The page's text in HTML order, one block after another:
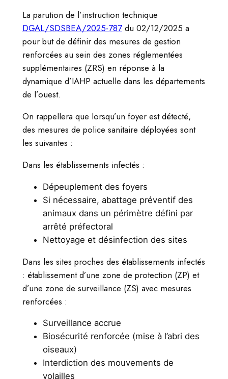
La parution de l’instruction technique
DGAL/SDSBEA/2025-787du 02/12/2025 a
pour but de définir des mesures de gestion
renforcées au sein des zones réglementées
supplémentaires (ZRS) en réponse à la
dynamique d’IAHP actuelle dans les départements
de l’ouest.
On rappellera que lorsqu’un foyer est détecté,
des mesures de police sanitaire déployées sont
les suivantes :
Dans les établissements infectés :
Dépeuplement des foyers
Si nécessaire, abattage préventif des
animaux dans un périmètre défini par
arrêté préfectoral
Nettoyage et désinfection des sites
Dans les sites proches des établissements infectés
: établissement d’une zone de protection (ZP) et
d’une zone de surveillance (ZS) avec mesures
renforcées :
Surveillance accrue
Biosécurité renforcée (mise à l’abri des
oiseaux)
Interdiction des mouvements de
volailles